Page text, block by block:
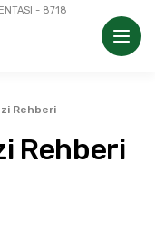
- 8718
Rehberi
Rehberi